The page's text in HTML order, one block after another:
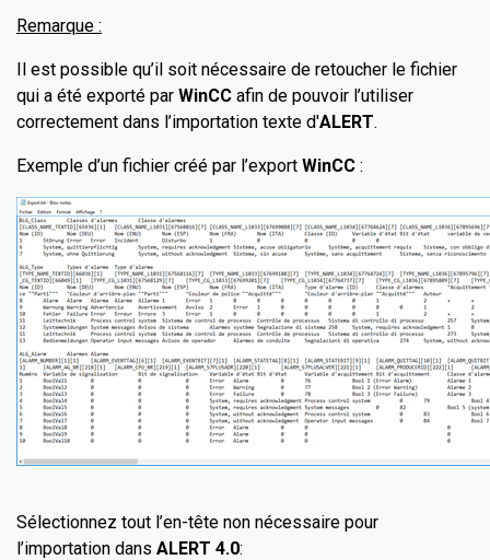
Remarque :
Il est possible qu’il soit nécessaire de retoucher le fichier
qui a été exporté par WinCC afin de pouvoir l’utiliser
correctement dans l’importation texte d'ALERT.
Exemple d’un fichier créé par l’export WinCC :
Sélectionnez tout l’en-tête non nécessaire pour
l’importation dans ALERT 4.0: